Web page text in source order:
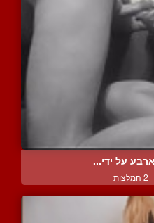
על ידי...
2 המלצות